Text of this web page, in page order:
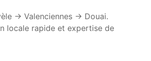
→ Valenciennes → Douai.
locale rapide et expertise de